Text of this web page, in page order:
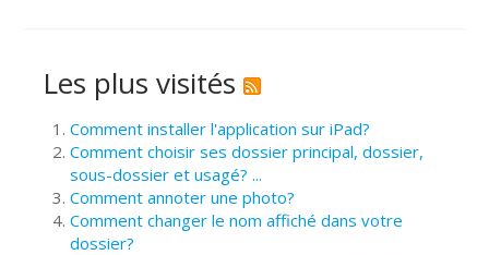
Les plus visités
Comment installer l'application sur iPad?
Comment choisir ses dossier principal, dossier,
sous-dossier et usagé? ...
Comment annoter une photo?
Comment changer le nom affiché dans votre
dossier?